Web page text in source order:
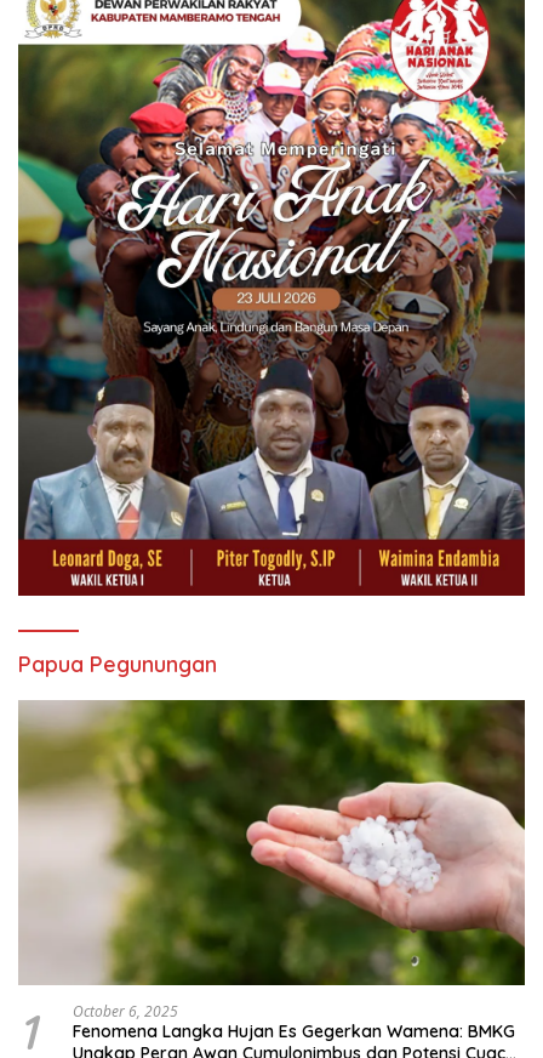
Papua Pegunungan
1 October 6, 2025
Fenomena Langka Hujan Es Gegerkan Wamena: BMKG
Ungkap Peran Awan Cumulonimbus dan Potensi Cuaca